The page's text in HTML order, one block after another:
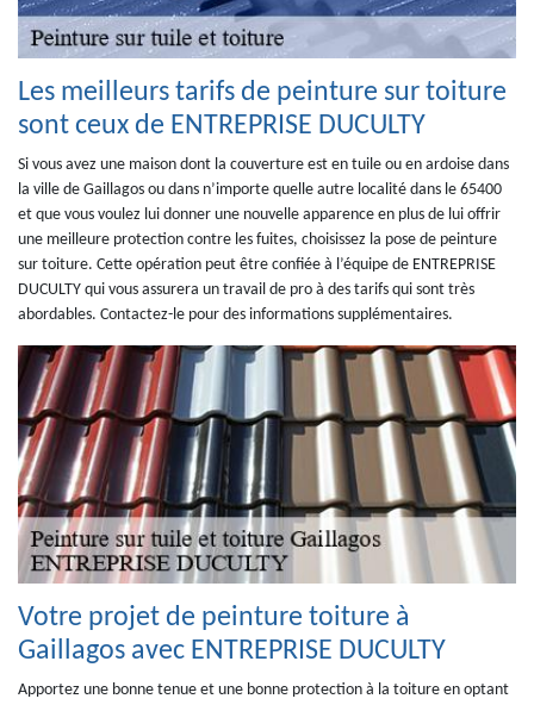
Les meilleurs tarifs de peinture sur toiture
sont ceux de ENTREPRISE DUCULTY
Si vous avez une maison dont la couverture est en tuile ou en ardoise dans
la ville de Gaillagos ou dans n’importe quelle autre localité dans le 65400
et que vous voulez lui donner une nouvelle apparence en plus de lui offrir
une meilleure protection contre les fuites, choisissez la pose de peinture
sur toiture. Cette opération peut être confiée à l’équipe de ENTREPRISE
DUCULTY qui vous assurera un travail de pro à des tarifs qui sont très
abordables. Contactez-le pour des informations supplémentaires.
Votre projet de peinture toiture à
Gaillagos avec ENTREPRISE DUCULTY
Apportez une bonne tenue et une bonne protection à la toiture en optant